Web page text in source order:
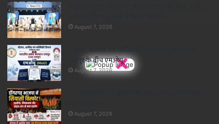
×
August 7, 2026
योजना, आर्थिक एवं सांख्यिकी विभाग और आईआईएम
रायपुर के बीच एमओयू..
August 7, 2026
August 7, 2026